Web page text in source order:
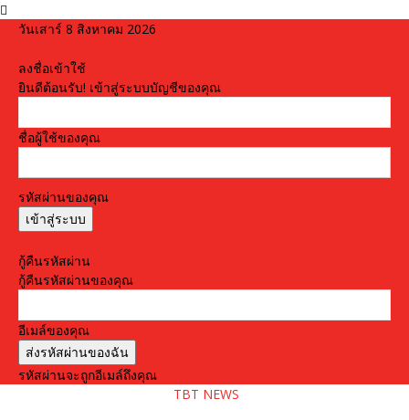
วันเสาร์ 8 สิงหาคม 2026
ลงชื่อเข้าใช้
ยินดีต้อนรับ! เข้าสู่ระบบบัญชีของคุณ
ชื่อผู้ใช้ของคุณ
รหัสผ่านของคุณ
กู้คืนรหัสผ่าน
กู้คืนรหัสผ่านของคุณ
อีเมล์ของคุณ
รหัสผ่านจะถูกอีเมล์ถึงคุณ
TBT NEWS